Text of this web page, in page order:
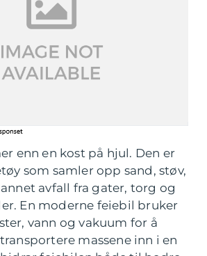
enn en kost på hjul. Den er
som samler opp sand, støv,
avfall fra gater, torg og
En moderne feiebil bruker
vann og vakuum for å
massene inn i en